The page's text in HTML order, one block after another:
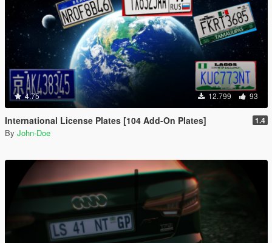
4.75 12.799 93
International License Plates [104 Add-On Plates] 1.4
By John-Doe